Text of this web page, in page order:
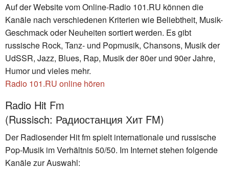
Auf der Website vom Online-Radio 101.RU können die
Kanäle nach verschiedenen Kriterien wie Beliebtheit, Musik-
Geschmack oder Neuheiten sortiert werden. Es gibt
russische Rock, Tanz- und Popmusik, Chansons, Musik der
UdSSR, Jazz, Blues, Rap, Musik der 80er und 90er Jahre,
Humor und vieles mehr.
Radio 101.RU online hören
Radio Hit Fm
(Russisch: Радиостанция Хит FM)
Der Radiosender Hit fm spielt internationale und russische
Pop-Musik im Verhältnis 50/50. Im Internet stehen folgende
Kanäle zur Auswahl: